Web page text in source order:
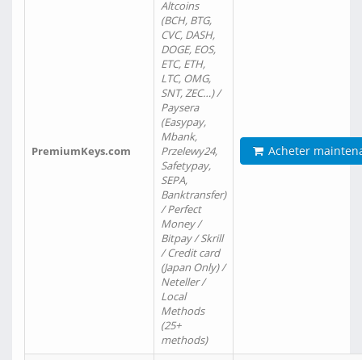
PremiumKeys.com
Altcoins
(BCH, BTG,
CVC, DASH,
DOGE, EOS,
ETC, ETH,
LTC, OMG,
SNT, ZEC…) /
Paysera
(Easypay,
Mbank,
Przelewy24,
Safetypay,
SEPA,
Banktransfer)
/ Perfect
Money /
Bitpay / Skrill
/ Credit card
(Japan Only) /
Neteller /
Local
Methods
(25+
methods)
Acheter